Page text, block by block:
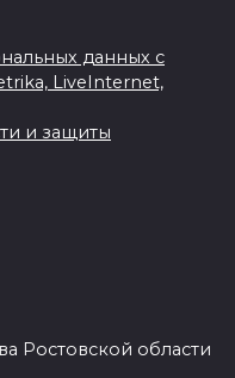
данных с
LiveInternet,
и защиты
Ростовской области